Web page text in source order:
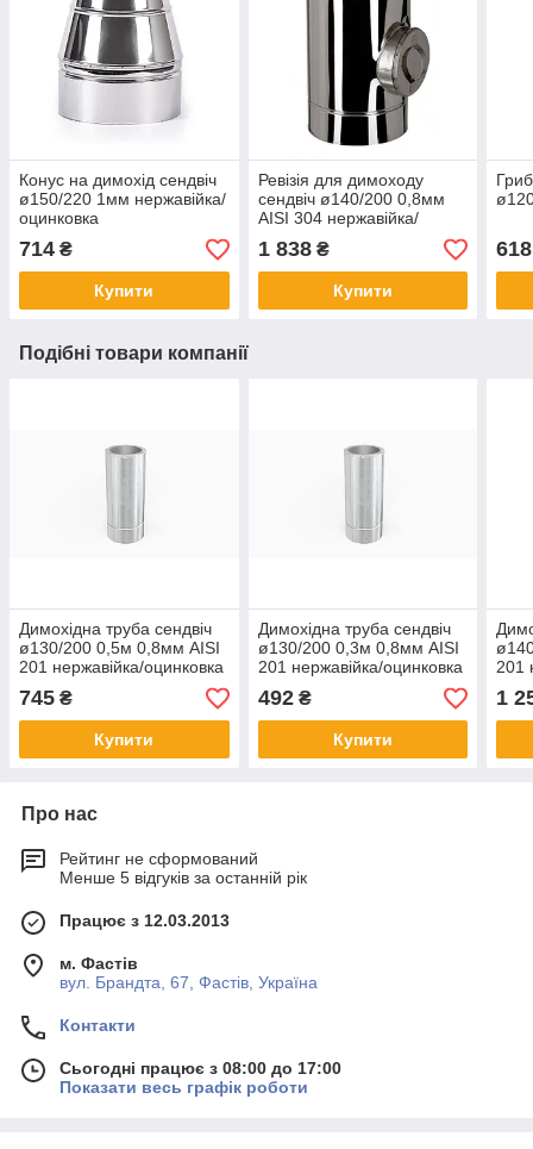
Конус на димохід сендвіч
ø150/220 1мм нержавійка/
оцинковка
714 ₴
Купити
Ревізія для димоходу
сендвіч ø140/200 0,8мм
AISI 304 нержавійка/
нержавійка
1 838₴
Купити
618
Подібні товари компанії
Димохідна труба сендвіч
ø130/200 0,5м 0,8мм AISI
201 нержавійка/оцинковка
745 ₴
Купити
Димохідна труба сендвіч
ø130/200 0,3м 0,8мм AISI
201 нержавійка/оцинковка
492₴
Купити
201
1
Про нас
Рейтинг не сформований
Менше 5 відгуків за останній рік
Працює з 12.03.2013
м. Фастів
вул. Брандта, 67, Фастів, Україна
Контакти
Сьогодні працює з 08:00 до 17:00
Показати весь графік роботи